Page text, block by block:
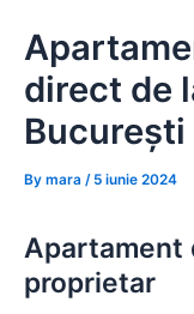
contentdirect de
București
By mara / 5 iunie 2024
Apartament
proprietar